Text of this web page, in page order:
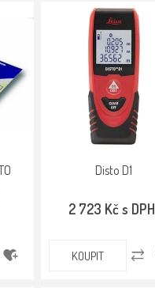
Disto D1
2 723 Kč s DPH
KOUPIT